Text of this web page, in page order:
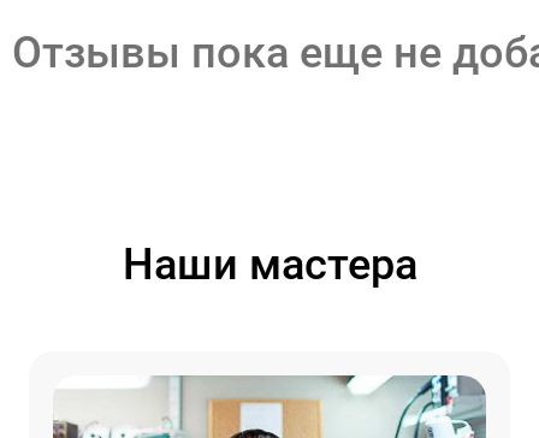
Отзывы пока еще не
Наши мастера